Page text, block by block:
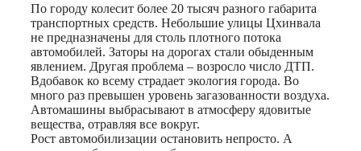
По городу колесит более 20 тысяч разного габарита
транспортных средств. Небольшие улицы Цхинвала
не предназначены для столь плотного потока
автомобилей. Заторы на дорогах стали обыденным
явлением. Другая проблема – возросло число ДТП.
Вдобавок ко всему страдает экология города. Во
много раз превышен уровень загазованности воздуха.
Автомашины выбрасывают в атмосферу ядовитые
вещества, отравляя все вокруг.
Рост автомобилизации остановить непросто. А